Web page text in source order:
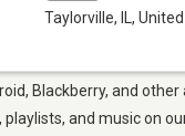
Taylorville, IL ,
Blackberry, and
and music on